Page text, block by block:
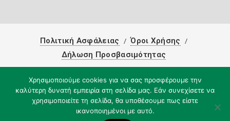
Πολιτική Ασφάλειας
Όροι Χρήσης
Δήλωση Προσβασιμότητας
Χρησιμοποιούμε cookies για να σας προσφέρουμε την
καλύτερη δυνατή εμπειρία στη σελίδα μας. Εάν συνεχίσετε να
χρησιμοποιείτε τη σελίδα, θα υποθέσουμε πως είστε
ικανοποιημένοι με αυτό.